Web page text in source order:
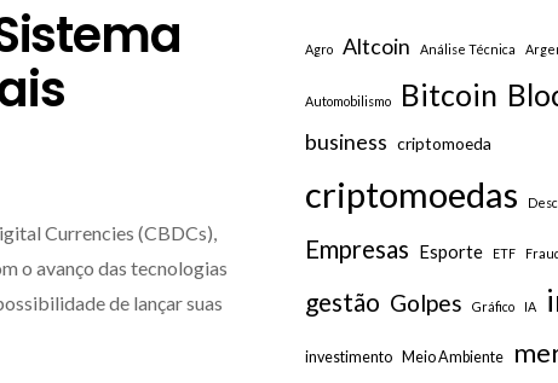
Currencies (CBDCs),
o avanço das tecnologias
de lançar suas
Agro Altcoin Análise Técnica
Automobilismo Bitcoin
business criptomoeda
criptomoedas
Empresas Esporte ETF
gestão Golpes Gráfico IA
investimento Meio Ambiente